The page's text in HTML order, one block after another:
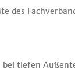
des
tiefen